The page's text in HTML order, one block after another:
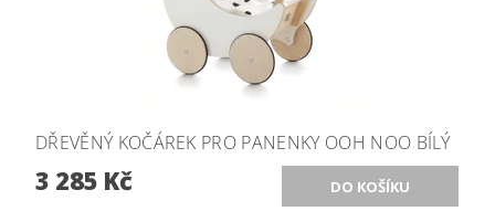
DŘEVĚNÝ KOČÁREK PRO PANENKY OOH NOO BÍLÝ
3 285 Kč